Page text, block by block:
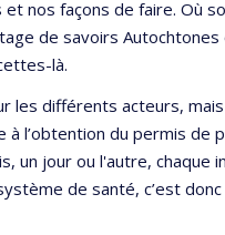
nos façons de faire. Où
de savoirs
là.
les différents acteurs,
l’obtention du permis de
un jour ou l'autre,
de santé, c’est